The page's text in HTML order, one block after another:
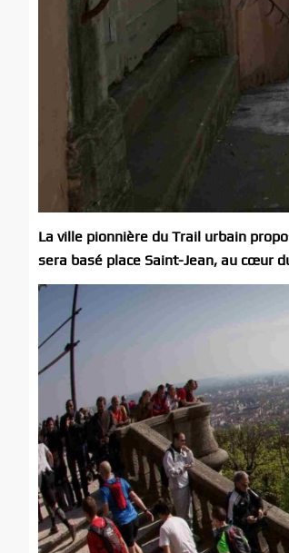
La ville pionnière du Trail urbain
sera basé place Saint-Jean, au cœur